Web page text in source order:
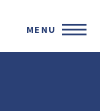
MENU